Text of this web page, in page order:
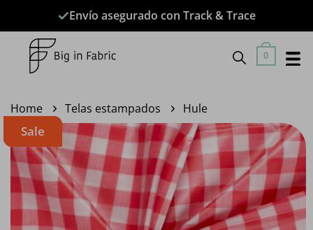
contenido
Envío asegurado con Track & Trace
0
Home Telas estampados Hule
Sale